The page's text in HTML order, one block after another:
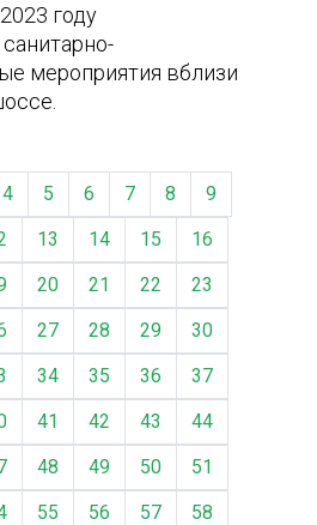
году
мероприятия вблизи
4 5 6 7 8
9
13 14 15
16
20 21 22
23
27 28 29
30
34 35 36
37
41 42 43
44
48 49 50
51
55 56 57
58